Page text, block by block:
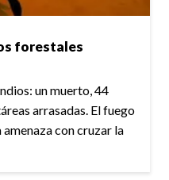
forestales
un muerto, 44
arrasadas. El fuego
con cruzar la